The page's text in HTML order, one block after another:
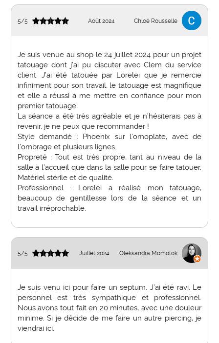
5/5 Août 2024 Chloé Rousselle
Je suis venue au shop le 24 juillet 2024 pour un projet
tatouage dont j’ai pu discuter avec Clem du service
client. J’ai été tatouée par Lorelei que je remercie
infiniment pour son travail, le tatouage est magnifique
et elle a réussi à me mettre en confiance pour mon
premier tatouage.
La séance a été très agréable et je n’hésiterais pas à
revenir, je ne peux que recommander !
Style demandé : Phoenix sur l’omoplate, avec de
l’ombrage et plusieurs lignes.
Propreté : Tout est très propre, tant au niveau de la
salle à l’accueil que dans la salle pour se faire tatouer.
Matériel stérile et de qualité.
Professionnel : Lorelei a réalisé mon tatouage,
beaucoup de gentillesse lors de la séance et un
travail irréprochable.
5/5 Juillet 2024 Oleksandra Momotok
Je suis venu ici pour faire un septum. J’ai été ravi. Le
personnel est très sympathique et professionnel.
Nous avons tout fait en 20 minutes, avec une douleur
minime. Si je décide de me faire un autre piercing, je
viendrai ici.